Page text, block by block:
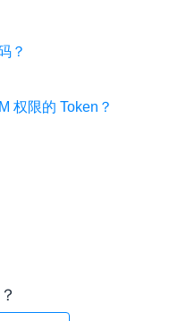
？
权限的 Token？